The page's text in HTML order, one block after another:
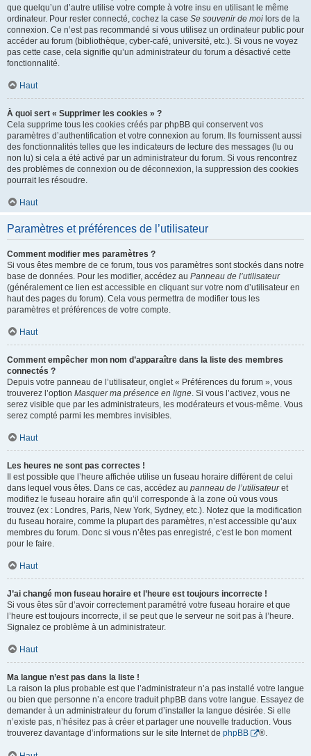
que quelqu’un d’autre utilise votre compte à votre insu en utilisant le même
ordinateur. Pour rester connecté, cochez la case Se souvenir de moi lors de la
connexion. Ce n’est pas recommandé si vous utilisez un ordinateur public pour
accéder au forum (bibliothèque, cyber-café, université, etc.). Si vous ne voyez
pas cette case, cela signifie qu’un administrateur du forum a désactivé cette
fonctionnalité.
Haut
À quoi sert « Supprimer les cookies » ?
Cela supprime tous les cookies créés par phpBB qui conservent vos
paramètres d’authentification et votre connexion au forum. Ils fournissent aussi
des fonctionnalités telles que les indicateurs de lecture des messages (lu ou
non lu) si cela a été activé par un administrateur du forum. Si vous rencontrez
des problèmes de connexion ou de déconnexion, la suppression des cookies
pourrait les résoudre.
Haut
Paramètres et préférences de l’utilisateur
Comment modifier mes paramètres ?
Si vous êtes membre de ce forum, tous vos paramètres sont stockés dans notre
base de données. Pour les modifier, accédez au Panneau de l’utilisateur
(généralement ce lien est accessible en cliquant sur votre nom d’utilisateur en
haut des pages du forum). Cela vous permettra de modifier tous les
paramètres et préférences de votre compte.
Haut
Comment empêcher mon nom d’apparaître dans la liste des membres
connectés ?
Depuis votre panneau de l’utilisateur, onglet « Préférences du forum », vous
trouverez l’option Masquer ma présence en ligne. Si vous l’activez, vous ne
serez visible que par les administrateurs, les modérateurs et vous-même. Vous
serez compté parmi les membres invisibles.
Haut
Les heures ne sont pas correctes !
Il est possible que l’heure affichée utilise un fuseau horaire différent de celui
dans lequel vous êtes. Dans ce cas, accédez au panneau de l’utilisateuret
modifiez le fuseau horaire afin qu’il corresponde à la zone où vous vous
trouvez (ex : Londres, Paris, New York, Sydney, etc.). Notez que la modification
du fuseau horaire, comme la plupart des paramètres, n’est accessible qu’aux
membres du forum. Donc si vous n’êtes pas enregistré, c’est le bon moment
pour le faire.
Haut
J’ai changé mon fuseau horaire et l’heure est toujours incorrecte !
Si vous êtes sûr d’avoir correctement paramétré votre fuseau horaire et que
l’heure est toujours incorrecte, il se peut que le serveur ne soit pas à l’heure.
Signalez ce problème à un administrateur.
Haut
Ma langue n’est pas dans la liste !
La raison la plus probable est que l’administrateur n’a pas installé votre langue
ou bien que personne n’a encore traduit phpBB dans votre langue. Essayez de
demander à un administrateur du forum d’installer la langue désirée. Si elle
n’existe pas, n’hésitez pas à créer et partager une nouvelle traduction. Vous
trouverez davantage d’informations sur le site Internet de phpBB ®.